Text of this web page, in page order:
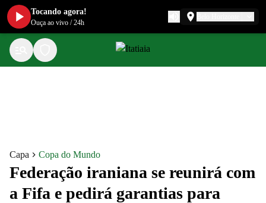
Capa Copa do Mundo
Federação iraniana se reunirá com
a Fifa e pedirá garantias para
Tocando agora!
Ouça ao vivo /24h